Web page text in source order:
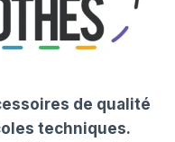
de qualité
techniques.